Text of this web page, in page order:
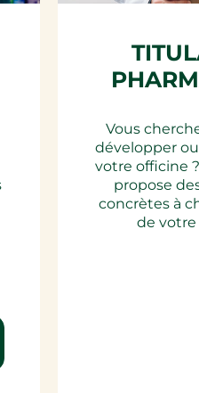
Vous
développer
votre officine
propose
concrètes à
de votre